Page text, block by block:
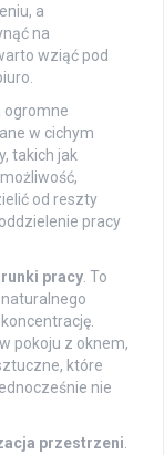
a
na
wziąć pod
ogromne
w cichym
takich jak
od reszty
pracy
pracy. To
pokoju z oknem,
które
nie
przestrzeni.